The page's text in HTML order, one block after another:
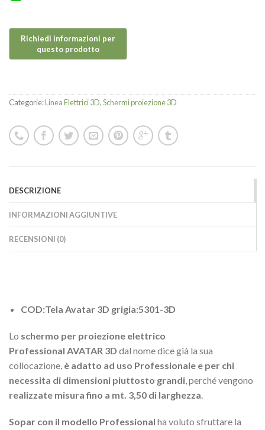
Categorie:Linea Elettrici 3D,Schermi proiezione 3D
DESCRIZIONE
INFORMAZIONI AGGIUNTIVE
RECENSIONI (0)
COD:Tela Avatar 3D grigia:5301-3D
Lo schermo per proiezione elettrico
Professional AVATAR 3D dal nome dice già la sua
collocazione, è adatto ad uso Professionale e per chi
necessita di dimensioni piuttosto grandi, perché vengono
realizzate misura fino a mt. 3,50 di larghezza.
Sopar con il modello Professional ha voluto sfruttare la